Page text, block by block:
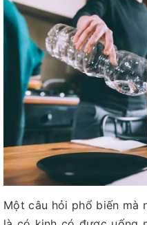
Một câu hỏi phổ biến mà